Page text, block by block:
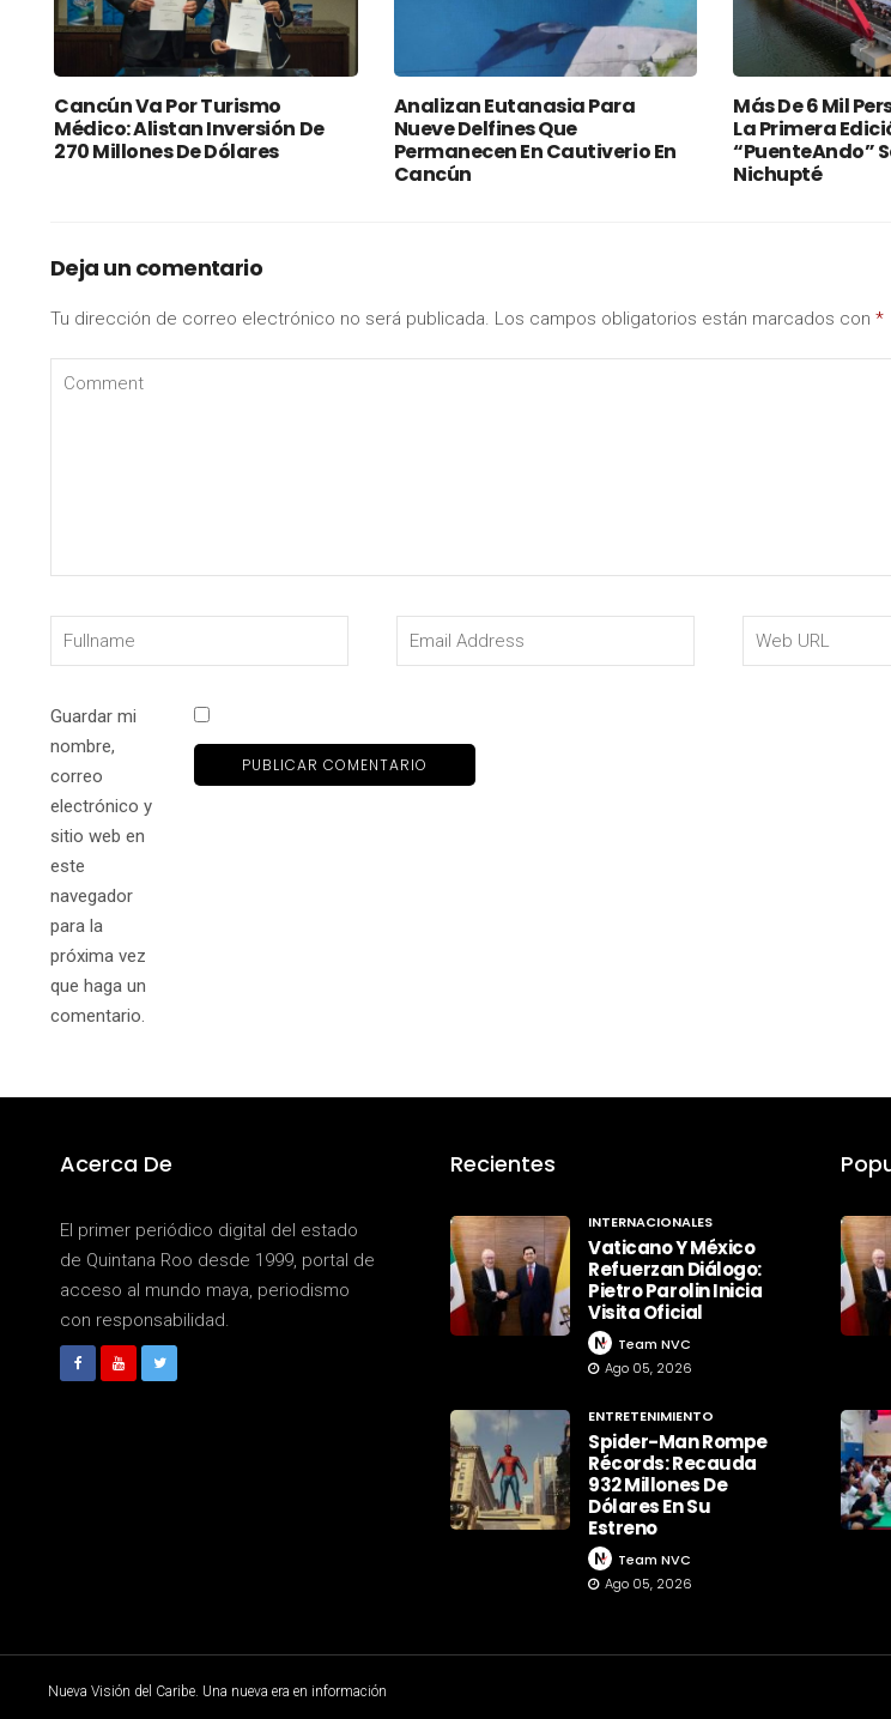
Cancún Va Por Turismo
Médico: Alistan Inversión De
270 Millones De Dólares
Analizan Eutanasia Para
Nueve Delfines Que
Permanecen En Cautiverio En
Cancún
Más De 6 Mil
La Primera
“PuenteAndo”
Nichupté
Deja un comentario
Tu dirección de correo electrónico no será publicada. Los campos obligatorios están marcados con *
Guardar mi
nombre,
correo
electrónico y
sitio web en
este
navegador
para la
próxima vez
que haga un
comentario.
Acerca De
El primer periódico digital del estado
de Quintana Roo desde 1999, portal de
acceso al mundo maya, periodismo
con responsabilidad.
Recientes
INTERNACIONALES
Vaticano Y México
Refuerzan Diálogo:
Pietro Parolin Inicia
Visita Oficial
Team NVC
Ago 05, 2026
ENTRETENIMIENTO
Spider-Man Rompe
Récords: Recauda
932 Millones De
Dólares En Su
Estreno
Team NVC
Ago 05, 2026
Nueva Visión del Caribe. Una nueva era en información